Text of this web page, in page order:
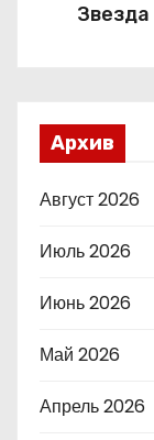
Архив
Август 2026
Июль 2026
Июнь 2026
Май 2026
Апрель 2026